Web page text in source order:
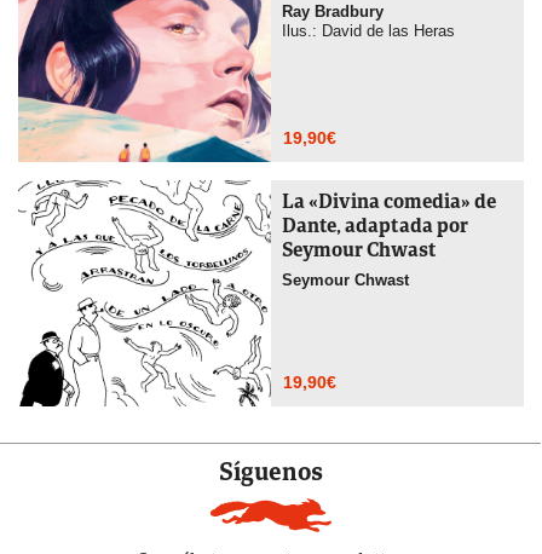
Ray Bradbury
Ilus.: David de las Heras
19,90€
La «Divina comedia» de
Dante, adaptada por
Seymour Chwast
Seymour Chwast
19,90€
Síguenos